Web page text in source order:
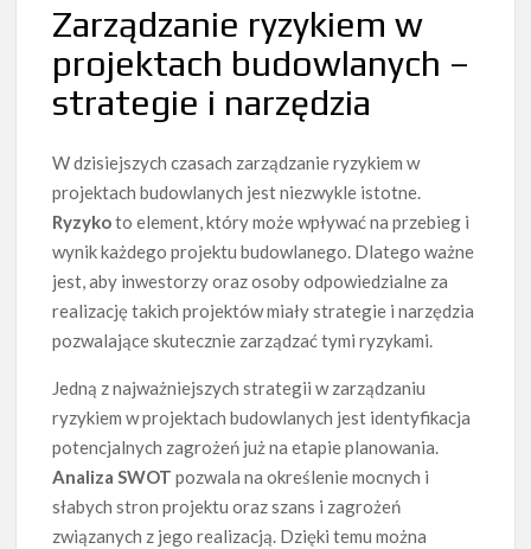
Zarządzanie ryzykiem w
projektach budowlanych –
strategie i narzędzia
W dzisiejszych czasach zarządzanie ryzykiem w
projektach budowlanych jest niezwykle istotne.
Ryzykoto element, który może wpływać na przebieg i
wynik każdego projektu budowlanego. Dlatego ważne
jest, aby inwestorzy oraz osoby odpowiedzialne za
realizację takich projektów miały strategie i narzędzia
pozwalające skutecznie zarządzać tymi ryzykami.
Jedną z najważniejszych strategii w zarządzaniu
ryzykiem w projektach budowlanych jest identyfikacja
potencjalnych zagrożeń już na etapie planowania.
Analiza SWOT pozwala na określenie mocnych i
słabych stron projektu oraz szans i zagrożeń
związanych z jego realizacją. Dzięki temu można